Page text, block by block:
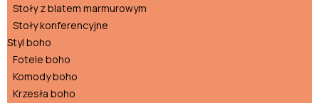
Stoły z blatem marmurowym
Stoły konferencyjne
Styl boho
Fotele boho
Komody boho
Krzesła boho